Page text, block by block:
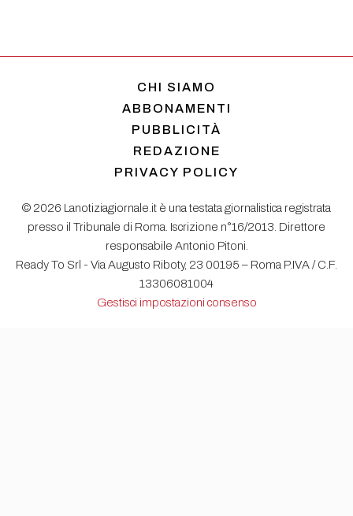
CHI SIAMO
ABBONAMENTI
PUBBLICITÀ
REDAZIONE
PRIVACY POLICY
© 2026 Lanotiziagiornale.it è una testata giornalistica registrata
presso il Tribunale di Roma. Iscrizione n°16/2013. Direttore
responsabile Antonio Pitoni.
Ready To Srl - Via Augusto Riboty, 23 00195 – Roma P.IVA / C.F.
13306081004
Gestisci impostazioni consenso